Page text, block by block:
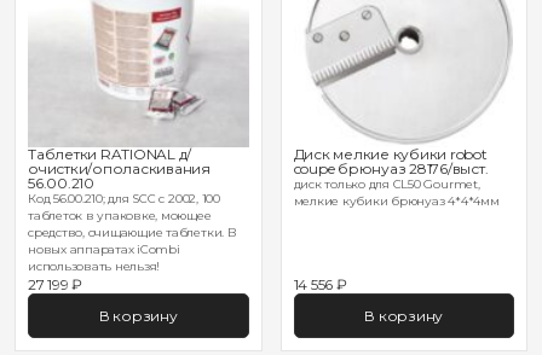
Таблетки RATIONAL д/
очистки/ополаскивания
56.00.210
Код 56.00.210; для SCC с 2002, 100
таблеток в упаковке, моющее
средство, очищающие таблетки. В
новых аппаратах iCombi
использовать нельзя!
27 199 ₽
В корзину
Диск мелкие кубики robot
coupe брюнуаз 28176/выст.
диск только для CL50 Gourmet,
мелкие кубики брюнуаз 4*4*4мм
14 556 ₽
В корзину